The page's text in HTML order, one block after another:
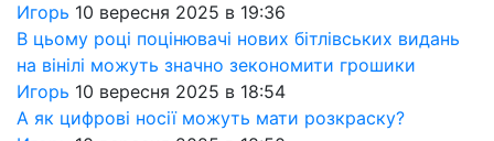
Игорь 10 вересня 2025 в 19:36
В цьому році поцінювачі нових бітлівських видань
на вінілі можуть значно зекономити грошики
Игорь 10 вересня 2025 в 18:54
А як цифрові носії можуть мати розкраску?